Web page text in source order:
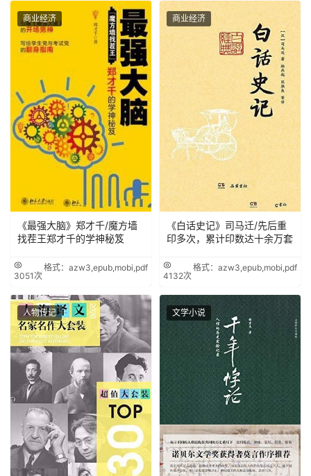
商业经济
《最强大脑》郑才千/魔方墙
找茬王郑才千的学神秘笈
3051次
格式：azw3,epub,mobi,pdf
商业经济
《白话史记》司马迁/先后重
印多次，累计印数达十余万套
4132次
格式：azw3,epub,mobi,pdf
人物传记 文学小说